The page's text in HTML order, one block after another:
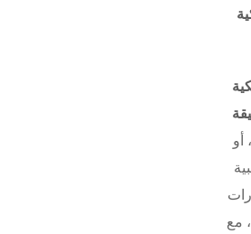
، أو
مع